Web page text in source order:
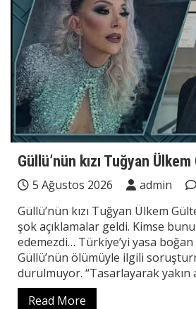
Güllü’nün kızı Tuğyan
5 Ağustos 2026 admin
Güllü’nün kızı Tuğyan Ülkem
şok açıklamalar geldi. Kimse
edemezdi… Türkiye’yi yasa boğan
Güllü’nün ölümüyle ilgili
durulmuyor. “Tasarlayarak yakın
Read More